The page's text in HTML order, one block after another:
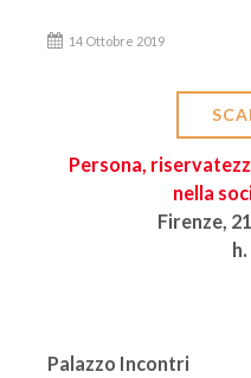
14 Ottobre 2019
Persona,
nella
Firenze,
Palazzo Incontri